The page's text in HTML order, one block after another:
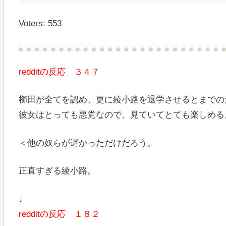
Voters: 553
redditの反応 ３４７
櫛田が全てを認め、更に綾小路を退学させるとまでの
彼女はとっても悪党なので、見ていてとても楽しめる
＜他の奴らが遅かっただけだろう。
正直すぎる綾小路。
↓
redditの反応 １８２